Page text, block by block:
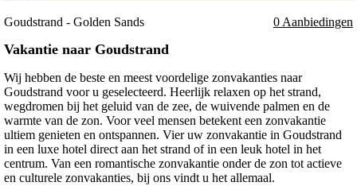
Goudstrand - Golden Sands 0 Aanbiedingen
Vakantie naar Goudstrand
Wij hebben de beste en meest voordelige zonvakanties naar
Goudstrand voor u geselecteerd. Heerlijk relaxen op het strand,
wegdromen bij het geluid van de zee, de wuivende palmen en de
warmte van de zon. Voor veel mensen betekent een zonvakantie
ultiem genieten en ontspannen. Vier uw zonvakantie in Goudstrand
in een luxe hotel direct aan het strand of in een leuk hotel in het
centrum. Van een romantische zonvakantie onder de zon tot actieve
en culturele zonvakanties, bij ons vindt u het allemaal.